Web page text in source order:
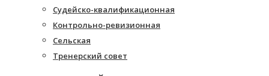
Судейско-квалификационная
Контрольно-ревизионная
Сельская
Тренерский совет